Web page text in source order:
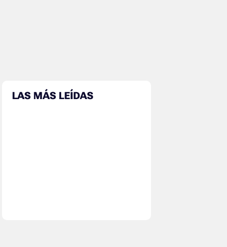
LAS MÁS LEÍDAS